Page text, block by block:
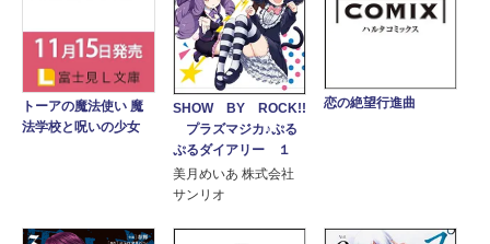
トーアの魔法使い 魔
法学校と呪いの少女
SHOW BY ROCK!!
プラズマジカ♪ぷる
ぷるダイアリー １
美月めいあ 株式会社
サンリオ
恋の絶望行進曲